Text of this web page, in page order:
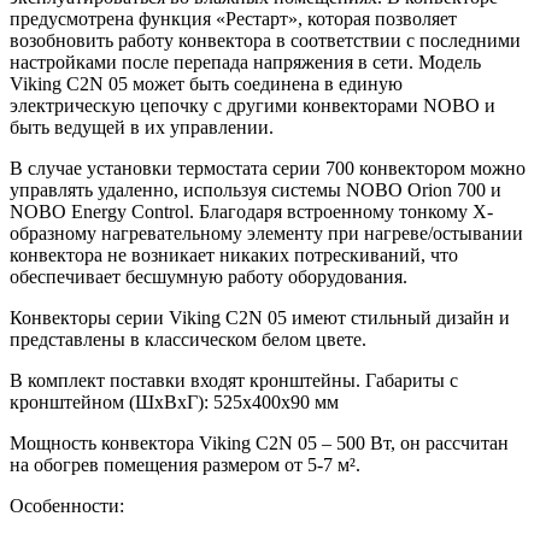
предусмотрена функция «Рестарт», которая позволяет
возобновить работу конвектора в соответствии с последними
настройками после перепада напряжения в сети. Модель
Viking C2N 05 может быть соединена в единую
электрическую цепочку с другими конвекторами NOBO и
быть ведущей в их управлении.
В случае установки термостата серии 700 конвектором можно
управлять удаленно, используя системы NOBO Orion 700 и
NOBO Energy Control. Благодаря встроенному тонкому Х-
образному нагревательному элементу при нагреве/остывании
конвектора не возникает никаких потрескиваний, что
обеспечивает бесшумную работу оборудования.
Конвекторы серии Viking C2N 05 имеют стильный дизайн и
представлены в классическом белом цвете.
В комплект поставки входят кронштейны. Габариты с
кронштейном (ШxВxГ): 525x400x90 мм
Мощность конвектора Viking C2N 05 – 500 Вт, он рассчитан
на обогрев помещения размером от 5-7 м².
Особенности: